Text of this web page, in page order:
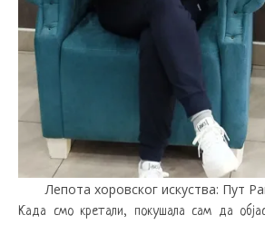
Лепота хоровског искуства: Пут
Када смо кретали, покушала сам да